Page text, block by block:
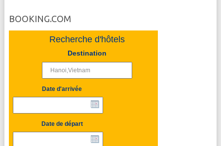
BOOKING.COM
Recherche d'hôtels
Destination
Date d'arrivée
Date de départ